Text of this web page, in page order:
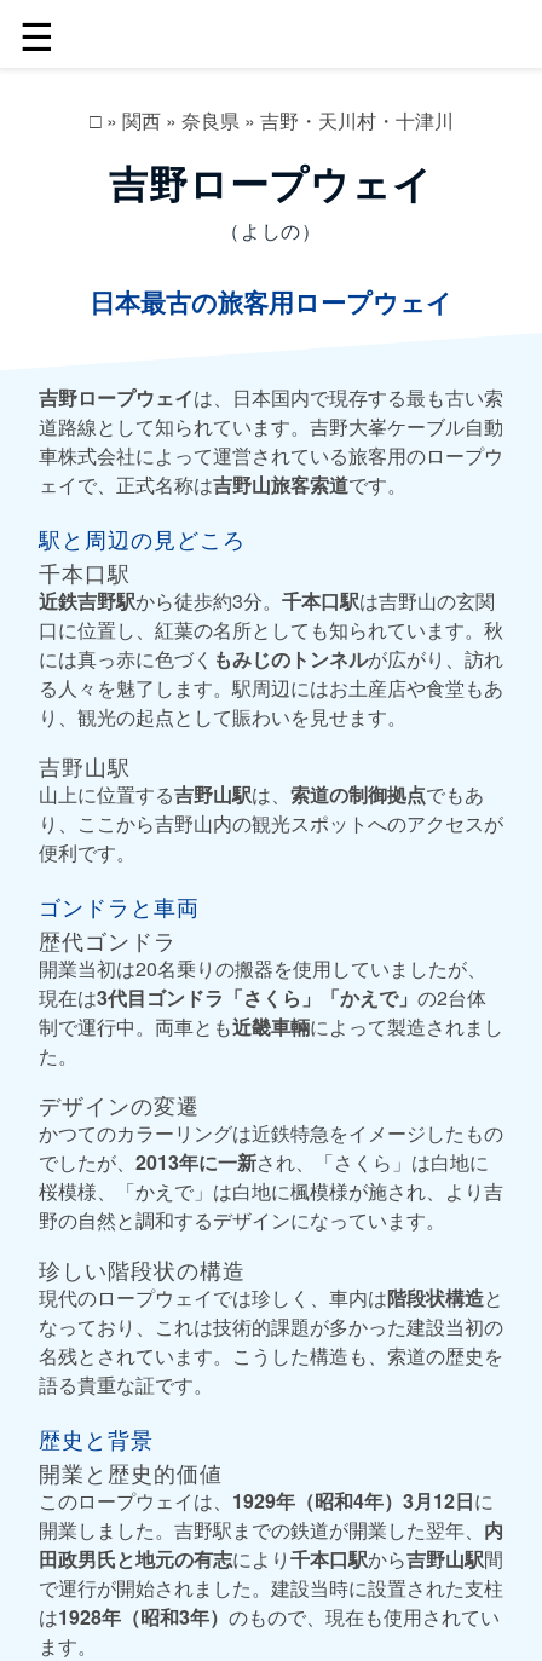
☰
□» 関西» 奈良県» 吉野・天川村・十津川
吉野ロープウェイ
（よしの）
日本最古の旅客用ロープウェイ
吉野ロープウェイは、日本国内で現存する最も古い索
道路線として知られています。吉野大峯ケーブル自動
車株式会社によって運営されている旅客用のロープウ
ェイで、正式名称は吉野山旅客索道です。
駅と周辺の見どころ
千本口駅
近鉄吉野駅から徒歩約3分。 千本口駅は吉野山の玄関
口に位置し、紅葉の名所としても知られています。秋
には真っ赤に色づく もみじのトンネルが広がり、訪れ
る人々を魅了します。駅周辺にはお土産店や食堂もあ
り、観光の起点として賑わいを見せます。
吉野山駅
山上に位置する吉野山駅は、 索道の制御拠点でもあ
り、ここから吉野山内の観光スポットへのアクセスが
便利です。
ゴンドラと車両
歴代ゴンドラ
開業当初は20名乗りの搬器を使用していましたが、
現在は3代目ゴンドラ「さくら」「かえで」 の2台体
制で運行中。両車とも近畿車輛によって製造されまし
た。
デザインの変遷
かつてのカラーリングは近鉄特急をイメージしたもの
でしたが、 2013年に一新され、「さくら」は白地に
桜模様、「かえで」は白地に楓模様が施され、より吉
野の自然と調和するデザインになっています。
珍しい階段状の構造
現代のロープウェイでは珍しく、車内は階段状構造と
なっており、これは技術的課題が多かった建設当初の
名残とされています。こうした構造も、索道の歴史を
語る貴重な証です。
歴史と背景
開業と歴史的価値
このロープウェイは、 1929年（昭和4年）3月12日に
開業しました。吉野駅までの鉄道が開業した翌年、 内
田政男氏と地元の有志により千本口駅から吉野山駅間
で運行が開始されました。建設当時に設置された支柱
は1928年（昭和3年） のもので、現在も使用されてい
ます。